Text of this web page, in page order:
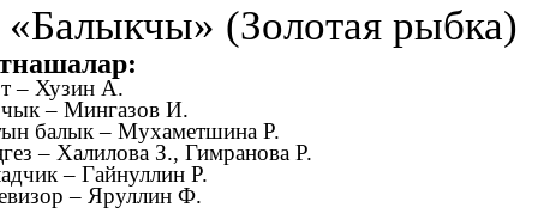
«Балыкчы» (Золотая рыбка)
– Хузин А.
– Мингазов И.
балык – Мухаметшина Р.
– Халилова З., Гимранова Р.
– Гайнуллин Р.
– Яруллин Ф.